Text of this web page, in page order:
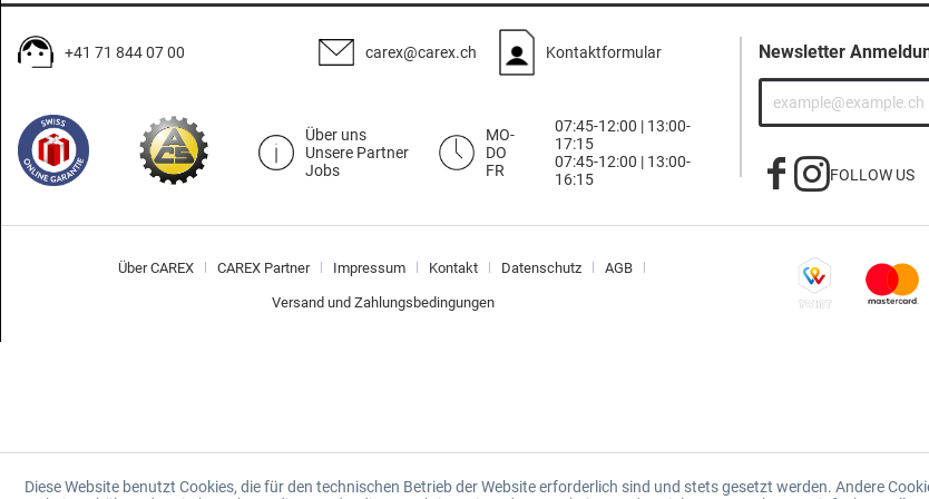
+41 71 844 07 00 carex@carex.ch Kontaktformular
Über uns
Unsere Partner
Jobs
MO-
DO
FR
07:45-12:00 | 13:00-
17:15
07:45-12:00 | 13:00-
16:15
Newsletter
FOLLOW US
Über CAREX CAREX Partner Impressum Kontakt Datenschutz AGB
Versand und Zahlungsbedingungen
Diese Website benutzt Cookies, die für den technischen Betrieb der Website erforderlich sind und stets gesetzt werden. Andere